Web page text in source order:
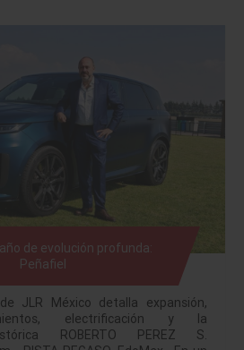
de evolución profunda:
Peñafiel
JLR México detalla expansión,
electrificación y la
ROBERTO PEREZ S.